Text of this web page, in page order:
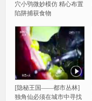
穴小鸮微妙模仿 精心布置
陷阱捕获食物
[隐秘王国——都市丛林]
独角仙必须在城市中寻找